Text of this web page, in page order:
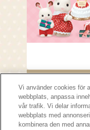
Vi använder cookies för
webbplats, anpassa
vår trafik. Vi delar
webbplats med
kombinera den med